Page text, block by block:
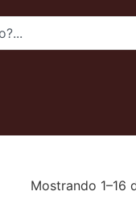
Mostrando 1–16